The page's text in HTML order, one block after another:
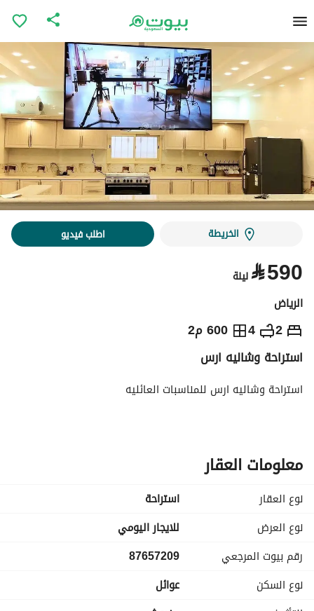
الخريطة اطلب فيديو
⃁590 ليلة
الرياض
2
4 600 م2 ⃁
590يومياً
السياحة الاماكن القريبة
استراحة وشاليه ارس
استراحة وشاليه ارس للمناسبات العائليه
معلومات العقار
نوع العقار
استراحة
نوع العرض
للايجار اليومي
رقم بيوت المرجعي
87657209
نوع السكن
عوائل